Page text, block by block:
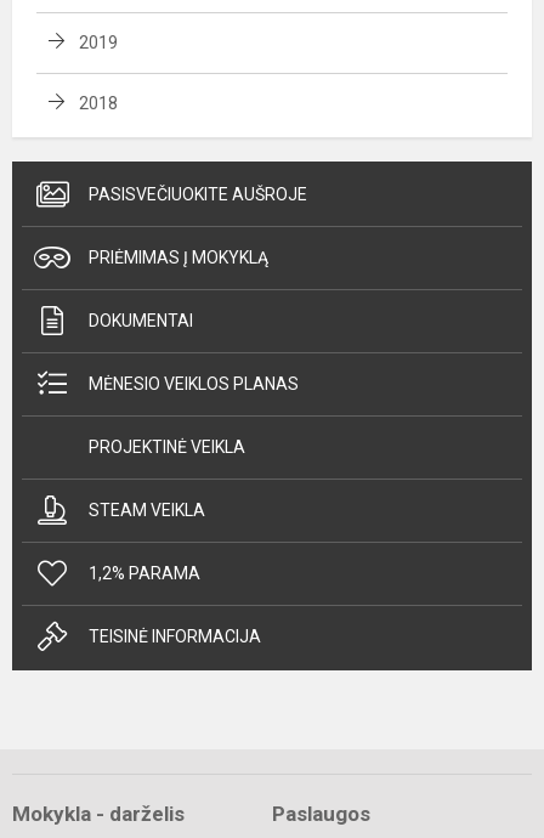
2019
2018
PASISVEČIUOKITE AUŠROJE
PRIĖMIMAS Į MOKYKLĄ
DOKUMENTAI
MĖNESIO VEIKLOS PLANAS
PROJEKTINĖ VEIKLA
STEAM VEIKLA
1,2% PARAMA
TEISINĖ INFORMACIJA
Mokykla - darželis Paslaugos